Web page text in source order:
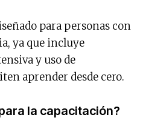
para personas con
ya que incluye
y uso de
aprender desde cero.
la capacitación?